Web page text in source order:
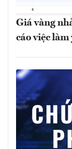
Giá vàng
cáo việc